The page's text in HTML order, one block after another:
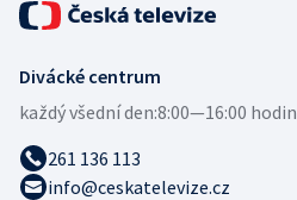
Divácké centrum
každý všední den:8:00—16:00 hodin
261 136 113
info@ceskatelevize.cz